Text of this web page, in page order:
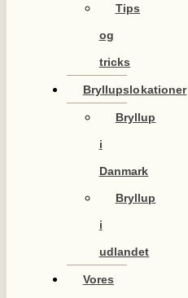
Tips
og
tricks
Bryllupslokationer
Bryllup
i
Danmark
Bryllup
i
udlandet
Vores